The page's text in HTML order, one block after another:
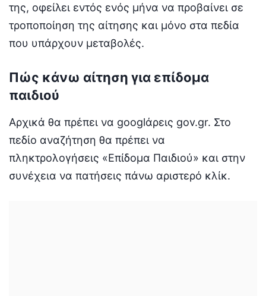
της, οφείλει εντός ενός μήνα να προβαίνει σε
τροποποίηση της αίτησης και μόνο στα πεδία
που υπάρχουν μεταβολές.
Πώς κάνω αίτηση για επίδομα
παιδιού
Αρχικά θα πρέπει να googlάρεις gov.gr. Στο
πεδίο αναζήτηση θα πρέπει να
πληκτρολογήσεις «Επίδομα Παιδιού» και στην
συνέχεια να πατήσεις πάνω αριστερό κλίκ.